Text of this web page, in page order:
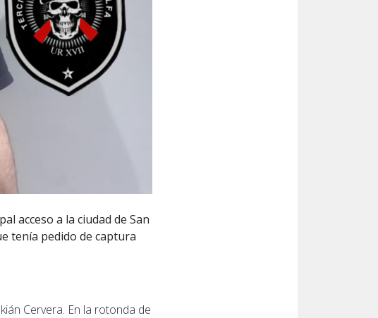
acceso a la ciudad de San
tenía pedido de captura
Cervera. En la rotonda de